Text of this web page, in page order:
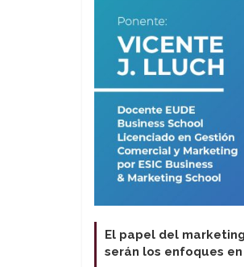
El papel del
serán los enfoques